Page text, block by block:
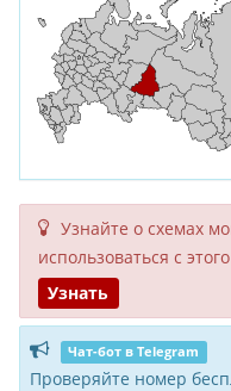
Узнайте о схемах
исполь­зоваться с
Узнать
Чат-бот в Telegram
Проверяйте номер